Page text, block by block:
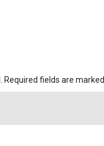
Required fields are marked